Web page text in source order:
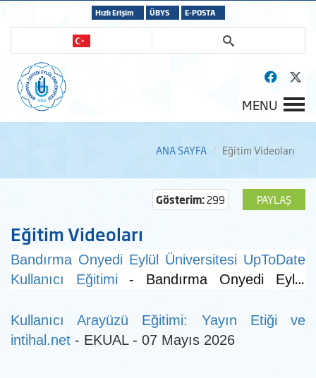
Hızlı Erişim ÜBYS E-POSTA
MENU
ANA SAYFA Eğitim Videoları
PAYLAŞ
Gösterim:299
Eğitim Videoları
Bandırma Onyedi Eylül Üniversitesi UpToDate
Kullanıcı Eğitimi
- Bandırma Onyedi Eylül
Kullanıcı Arayüzü Eğitimi: Yayın Etiği ve
intihal.net - EKUAL - 07 Mayıs 2026